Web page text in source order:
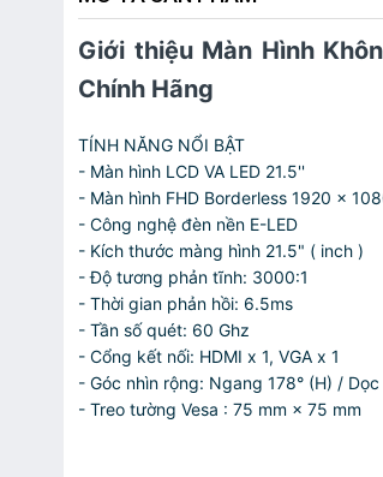
Giới thiệu Màn Hình
Chính Hãng
TÍNH NĂNG NỔI BẬT
- Màn hình LCD VA LED 21.5''
- Màn hình FHD Borderless 1920 x
- Công nghệ đèn nền E-LED
- Kích thước màng hình 21.5" ( inch )
- Độ tương phản tĩnh: 3000:1
- Thời gian phản hồi: 6.5ms
- Tần số quét: 60 Ghz
- Cổng kết nối: HDMI x 1, VGA x 1
- Góc nhìn rộng: Ngang 178° (H) / Dọc
- Treo tường Vesa : 75 mm × 75 mm